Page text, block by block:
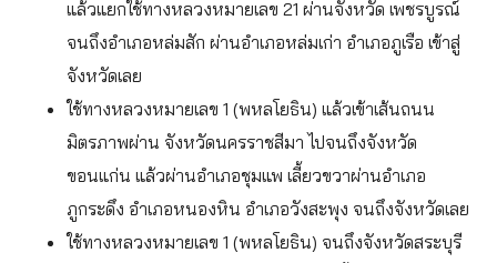
แล้วแยกใช้ทางหลวงหมายเลข 21 ผ่านจังหวัด เพชรบูรณ์
จนถึงอำเภอหล่มสัก ผ่านอำเภอหล่มเก่า อำเภอภูเรือ เข้าสู่
จังหวัดเลย
ใช้ทางหลวงหมายเลข 1 (พหลโยธิน) แล้วเข้าเส้นถนน
มิตรภาพผ่าน จังหวัดนครราชสีมา ไปจนถึงจังหวัด
ขอนแก่น แล้วผ่านอำเภอชุมแพ เลี้ยวขวาผ่านอำเภอ
ภูกระดึง อำเภอหนองหิน อำเภอวังสะพุง จนถึงจังหวัดเลย
ใช้ทางหลวงหมายเลข 1 (พหลโยธิน) จนถึงจังหวัดสระบุรี